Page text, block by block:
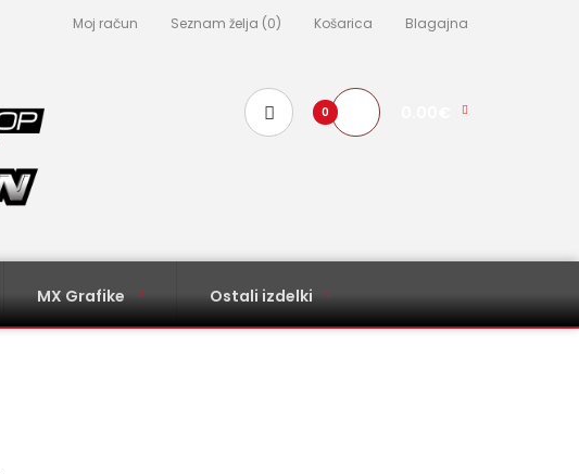
Moj račun Seznam želja (0) Košarica Blagajna
0
MX Grafike Ostali izdelki